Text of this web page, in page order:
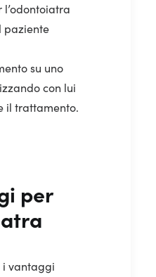
paziente
su uno
con lui
il trattamento.
per
i vantaggi